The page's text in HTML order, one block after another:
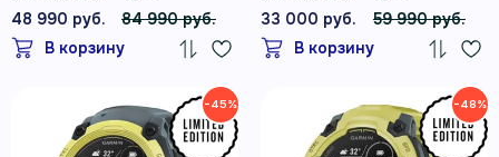
48 990 руб.
84 990 руб.
В корзину
33 000 руб.
59 990 руб.
В корзину
−45% −48%